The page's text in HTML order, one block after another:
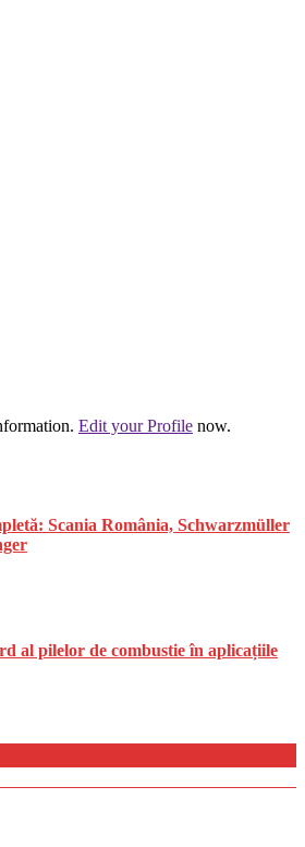
Edit your Profile now.
Scania România, Schwarzmüller
al pilelor de combustie în aplicațiile